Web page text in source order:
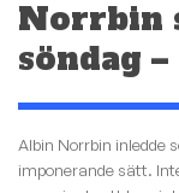
Norrbin
söndag
Albin Norrbin inledde
imponerande sätt.